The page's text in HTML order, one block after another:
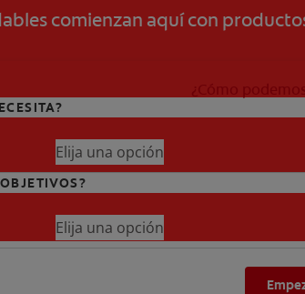
comienzan aquí con
¿Cómo
Elija una opción
Elija una opción